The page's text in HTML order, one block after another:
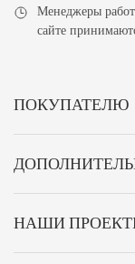
Менеджеры
сайте
ПОКУПАТЕЛЮ
НАШИ